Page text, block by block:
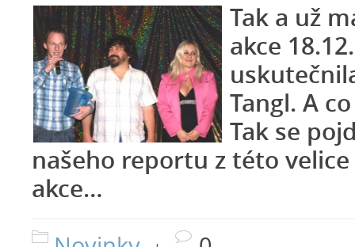
Tak a už
akce
Tangl. A
Tak se
našeho reportu z této
akce…